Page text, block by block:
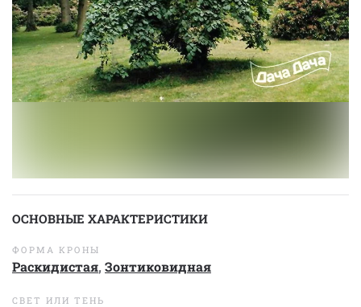
ОСНОВНЫЕ ХАРАКТЕРИСТИКИ
ФОРМА КРОНЫ
Раскидистая, Зонтиковидная
СВЕТ ИЛИ ТЕНЬ